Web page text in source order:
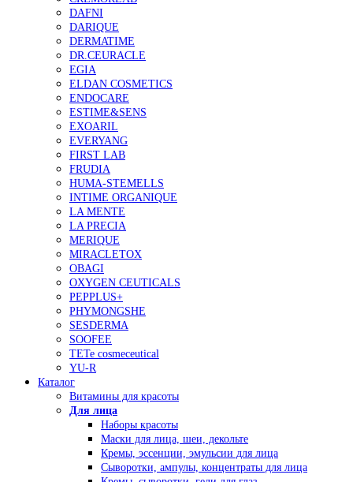
DAFNI
DARIQUE
DERMATIME
DR.CEURACLE
EGIA
ELDAN COSMETICS
ENDOCARE
ESTIME&SENS
EXOARIL
EVERYANG
FIRST LAB
FRUDIA
HUMA-STEMELLS
INTIME ORGANIQUE
LA MENTE
LA PRECIA
MERIQUE
MIRACLETOX
OBAGI
OXYGEN CEUTICALS
PEPPLUS+
PHYMONGSHE
SESDERMA
SOOFEE
TETe cosmeceutical
YU-R
Каталог
Витамины для красоты
Для лица
Наборы красоты
Маски для лица, шеи, декольте
Кремы, эссенции, эмульсии для лица
Сыворотки, ампулы, концентраты для лица